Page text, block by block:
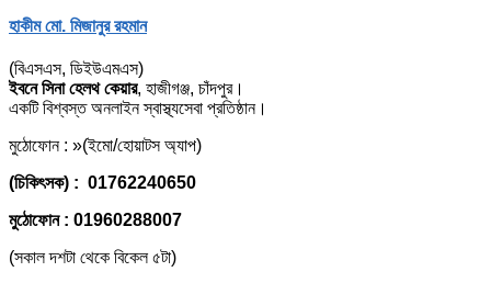
হাকীম মো. মিজানুর রহমান
(বিএসএস, ডিইউএমএস)
ইবনে সিনা হেলথ কেয়ার, হাজীগঞ্জ, চাঁদপুর।
একটি বিশ্বস্ত অনলাইন স্বাস্থ্যসেবা প্রতিষ্ঠান।
মুঠোফোন : »(ইমো/হোয়াটস অ্যাপ)
(চিকিৎসক) : 01762240650
মুঠোফোন : 01960288007
(সকাল দশটা থেকে বিকেল ৫টা)